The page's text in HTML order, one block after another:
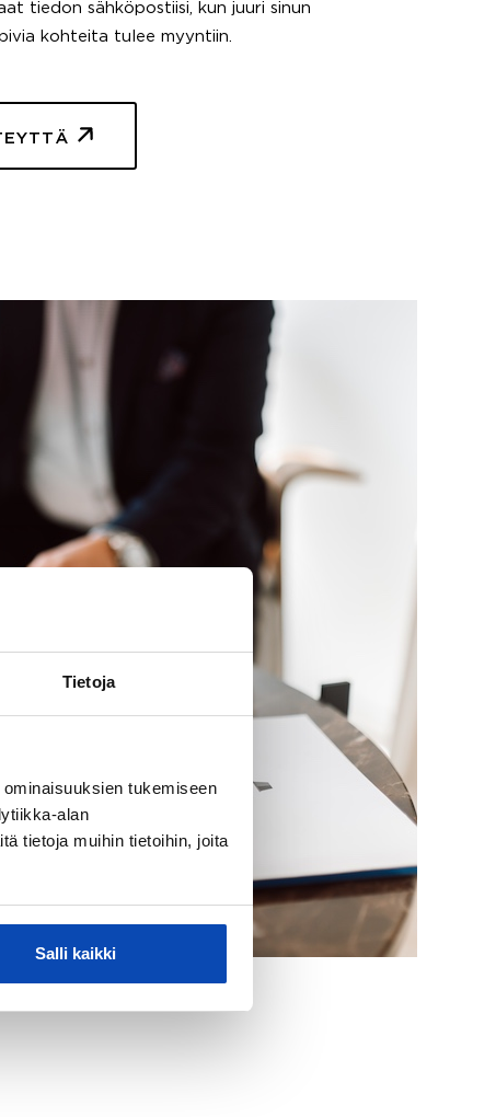
Tietoja
tukemiseen
alan
tietoja muihin tietoihin, joita
Salli kaikki
tiedon sähköpostiisi, kun juuri sinun
kohteita tulee myyntiin.